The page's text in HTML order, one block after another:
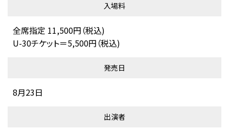
入場料
全席指定 11,500円（税込)
U-30チケット＝5,500円（税込)
発売日
8月23日
出演者